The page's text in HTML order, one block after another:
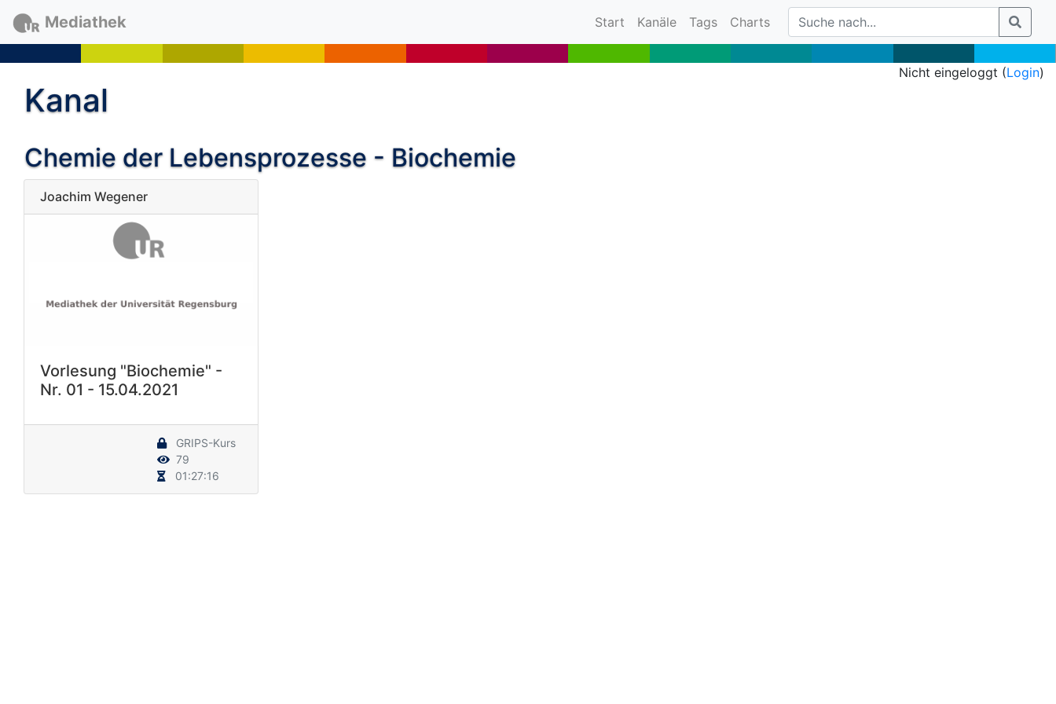
Mediathek Start (current)
Kanäle Tags Charts
Nicht eingeloggt (Login)
Kanal
Chemie der Lebensprozesse - Biochemie
Joachim Wegener
Vorlesung "Biochemie" -
Nr. 01 - 15.04.2021
GRIPS-Kurs
79
01:27:16